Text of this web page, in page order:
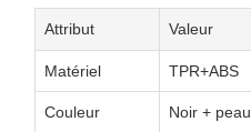
Attribut Valeur
Matériel TPR+ABS
Couleur Noir + peau